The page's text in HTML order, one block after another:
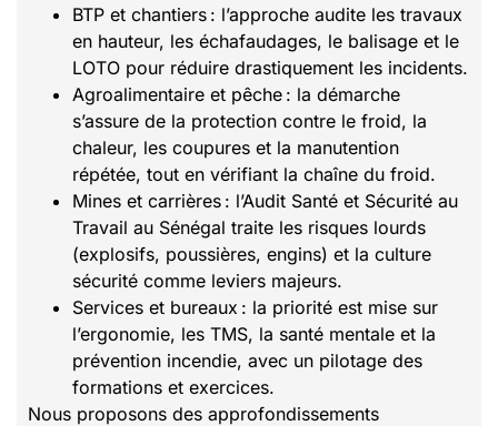
BTP et chantiers : l’approche audite les travaux
en hauteur, les échafaudages, le balisage et le
LOTO pour réduire drastiquement les incidents.
Agroalimentaire et pêche : la démarche
s’assure de la protection contre le froid, la
chaleur, les coupures et la manutention
répétée, tout en vérifiant la chaîne du froid.
Mines et carrières : l’Audit Santé et Sécurité au
Travail au Sénégal traite les risques lourds
(explosifs, poussières, engins) et la culture
sécurité comme leviers majeurs.
Services et bureaux : la priorité est mise sur
l’ergonomie, les TMS, la santé mentale et la
prévention incendie, avec un pilotage des
formations et exercices.
Nous proposons des approfondissements